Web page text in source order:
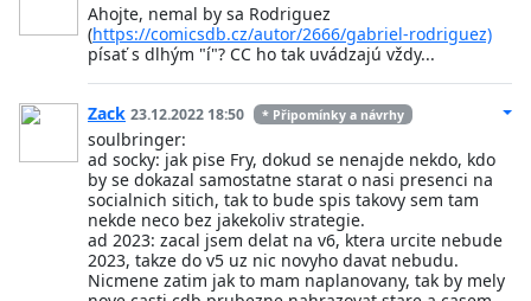
Ahojte, nemal by sa Rodriguez
(https://comicsdb.cz/autor/2666/gabriel-rodriguez)
písať s dlhým "í"? CC ho tak uvádzajú vždy...
Zack 23.12.2022 18:50 * Připomínky a návrhy
soulbringer:
ad socky: jak pise Fry, dokud se nenajde nekdo, kdo
by se dokazal samostatne starat o nasi presenci na
socialnich sitich, tak to bude spis takovy sem tam
nekde neco bez jakekoliv strategie.
ad 2023: zacal jsem delat na v6, ktera urcite nebude
2023, takze do v5 uz nic novyho davat nebudu.
Nicmene zatim jak to mam naplanovany, tak by mely